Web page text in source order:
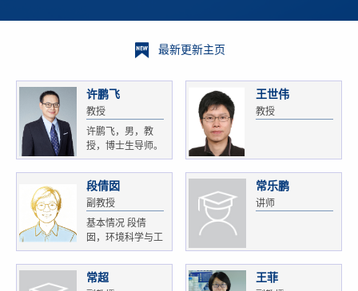
最新更新主页
许鹏飞
教授
许鹏飞，男，教
授，博士生导师。
获...
王世伟
教授
段倩囡
副教授
基本情况 段倩
囡，环境科学与工
程...
常乐鹏
讲师
常超 王菲